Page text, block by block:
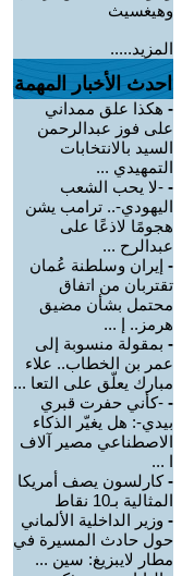
وهيغسيث
المزيد.....
احدث الأخبار المهمة
- هكذا علق ممداني
على فوز عبدالرحمن
السيد بالانتخابات
التمهيدي ...
- -لا يحب الشعب
اليهودي-.. ترامب يشن
هجومًا لاذعًا على
عبدالرح ...
- إيران وسلطنة عُمان
تقتربان من اتفاق
محتمل بشأن مضيق
هرمز.. إ ...
- بمقولة منسوبة إلى
عمر بن الخطاب.. علاء
مبارك يعلّق على التعا ...
- -كأني حفرت قبري
بيدي-: هل يغيّر الذكاء
الاصطناعي مصير آلاف
ا ...
-كارلسون يصف أمريكا
المثالية بـ10 نقاط
- وزير الداخلية الألماني
حول حادث المسيرة في
مطار لايبزيغ: سين ...